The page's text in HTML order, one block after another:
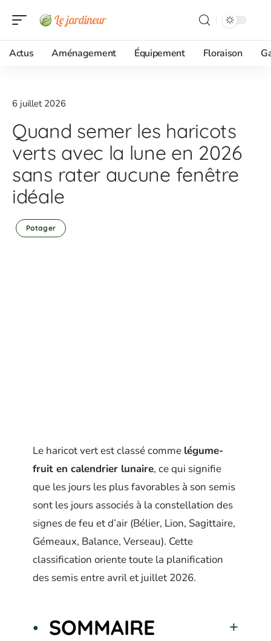
Actus Aménagement Équipement Floraison
6 juillet 2026
Quand semer les haricots
verts avec la lune en 2026
sans rater aucune fenêtre
idéale
Potager
Le haricot vert est classé comme légume-
fruit en calendrier lunaire, ce qui signifie
que les jours les plus favorables à son semis
sont les jours associés à la constellation des
signes de feu et d’air (Bélier, Lion, Sagittaire,
Gémeaux, Balance, Verseau). Cette
classification oriente toute la planification
des semis entre avril et juillet 2026.
SOMMAIRE